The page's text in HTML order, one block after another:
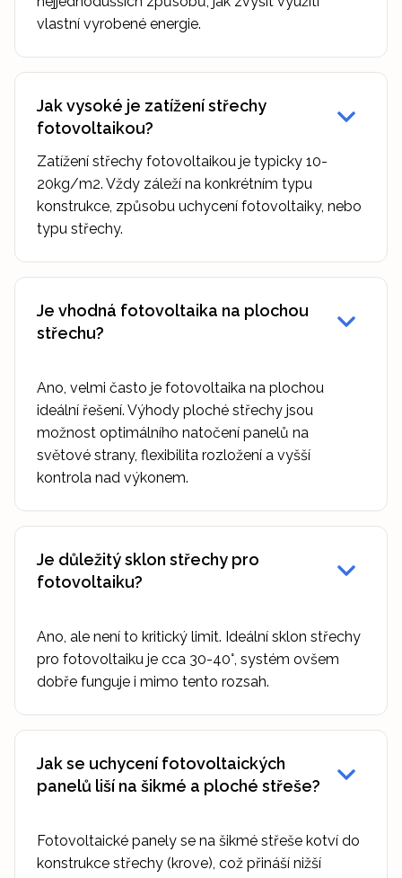
vlastní vyrobené energie.
Jak vysoké je zatížení střechy
fotovoltaikou?
Zatížení střechy fotovoltaikou je typicky 10-
20kg/m2. Vždy záleží na konkrétním typu
konstrukce, způsobu uchycení fotovoltaiky, nebo
typu střechy.
Je vhodná fotovoltaika na plochou
střechu?
Ano, velmi často je fotovoltaika na plochou
ideální řešení. Výhody ploché střechy jsou
možnost optimálního natočení panelů na
světové strany, flexibilita rozložení a vyšší
kontrola nad výkonem.
Je důležitý sklon střechy pro
fotovoltaiku?
Ano, ale není to kritický limit. Ideální sklon střechy
pro fotovoltaiku je cca 30-40°, systém ovšem
dobře funguje i mimo tento rozsah.
Jak se uchycení fotovoltaických
panelů liší na šikmé a ploché střeše?
Fotovoltaické panely se na šikmé střeše kotví do
konstrukce střechy (krove), což přináší nižší